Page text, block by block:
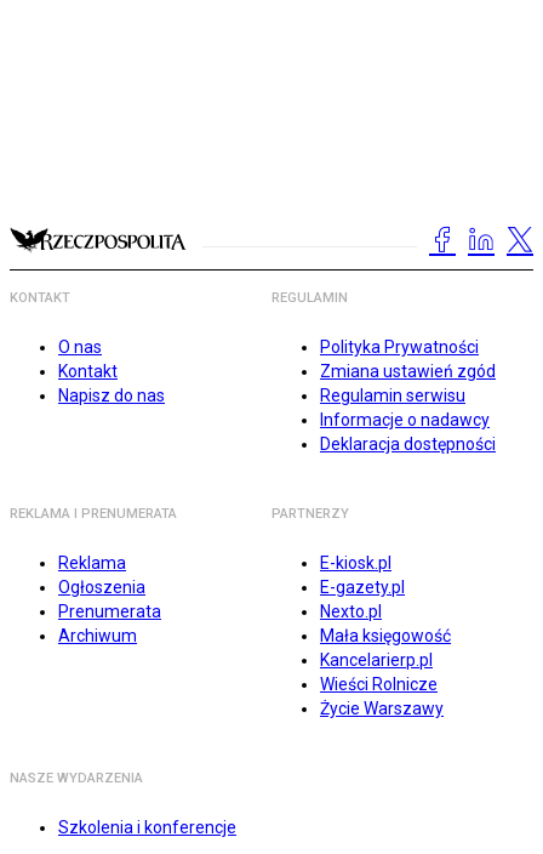
KONTAKT
O nas
Kontakt
Napisz do nas
REGULAMIN
Polityka Prywatności
Zmiana ustawień zgód
Regulamin serwisu
Informacje o nadawcy
Deklaracja dostępności
REKLAMA I PRENUMERATA
Reklama
Ogłoszenia
Prenumerata
Archiwum
PARTNERZY
E-kiosk.pl
E-gazety.pl
Nexto.pl
Mała księgowość
Kancelarierp.pl
Wieści Rolnicze
Życie Warszawy
NASZE WYDARZENIA
Szkolenia i konferencje